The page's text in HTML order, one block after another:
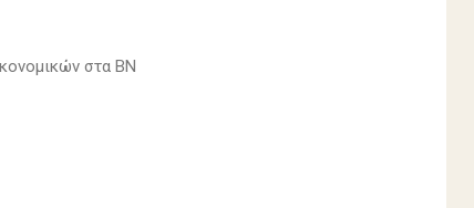
στα ΒΝ